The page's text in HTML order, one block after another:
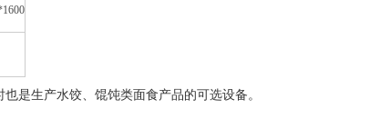
也是生产水饺、馄饨类面食产品的可选设备。